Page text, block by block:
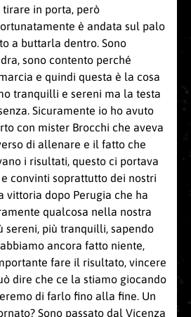
in porta, però
è andata sul palo
a buttarla dentro. Sono
sono contento perché
e quindi questa è la cosa
tranquilli e sereni ma la testa
Sicuramente io ho avuto
con mister Brocchi che aveva
di allenare e il fatto che
i risultati, questo ci portava
convinti soprattutto dei nostri
vittoria dopo Perugia che ha
qualcosa nella nostra
sereni, più tranquilli, sapendo
ancora fatto niente,
fare il risultato, vincere
dire che ce la stiamo giocando
di farlo fino alla fine. Un
Sono passato dal Vicenza